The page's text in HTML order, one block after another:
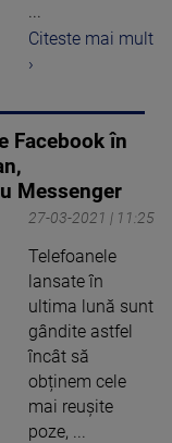
...
Citeste mai mult
›
Facebook în
Messenger
27-03-2021 | 11:25
Telefoanele
lansate în
ultima lună sunt
gândite astfel
încât să
obținem cele
mai reușite
poze, ...